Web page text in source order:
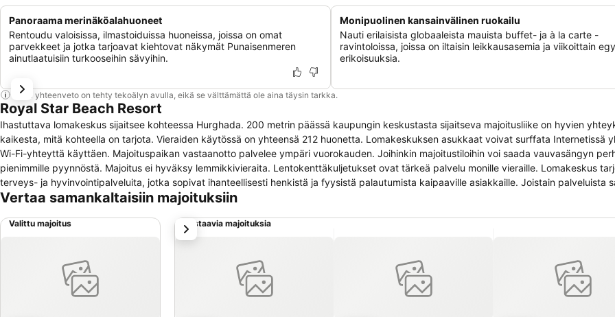
Panoraama merinäköalahuoneet
Rentoudu valoisissa, ilmastoiduissa huoneissa, joissa on omat
parvekkeet ja jotka tarjoavat kiehtovat näkymät Punaisenmeren
ainutlaatuisiin turkooseihin sävyihin.
Monipuolinen kansainvälinen ruokailu
Nauti erilaisista globaaleista mauista buffet- ja à la carte -
ravintoloissa, joissa on iltaisin leikkausasemia ja viikoittain
erikoisuuksia.
Tämä yhteenveto on tehty tekoälyn avulla, eikä se välttämättä ole aina täysin tarkka.
Royal Star Beach Resort
Ihastuttava lomakeskus sijaitsee kohteessa Hurghada. 200 metrin päässä kaupungin keskustasta sijaitseva majoitusliike on hyvien
kaikesta, mitä kohteella on tarjota. Vieraiden käytössä on yhteensä 212 huonetta. Lomakeskuksen asukkaat voivat surffata Internetissä
Wi-Fi-yhteyttä käyttäen. Majoituspaikan vastaanotto palvelee ympäri vuorokauden. Joihinkin majoitustiloihin voi saada vauvasängyn
pienimmille pyynnöstä. Majoitus ei hyväksy lemmikkivieraita. Lentokenttäkuljetukset ovat tärkeä palvelu monille vieraille. Lomakeskus
terveys- ja hyvinvointipalveluita, jotka sopivat ihanteellisesti henkistä ja fyysistä palautumista kaipaaville asiakkaille. Joistain palveluista
veloittaa maksu.
Vertaa samankaltaisiin majoituksiin
Valittu majoitus Vastaavia majoituksia
seuraava